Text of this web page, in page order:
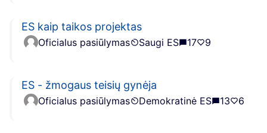
ES kaip taikos projektas
Oficialus pasiūlymas Saugi ES 17 9
ES - žmogaus teisių gynėja
Oficialus pasiūlymas Demokratinė ES 13 6